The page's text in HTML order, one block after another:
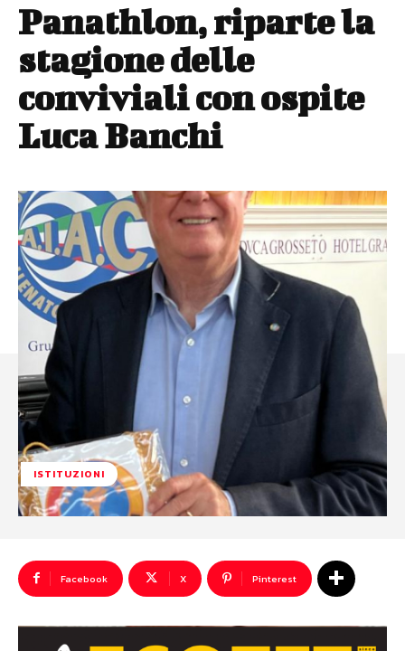
Panathlon, riparte la
stagione delle
conviviali con ospite
Luca Banchi
ISTITUZIONI
Facebook X Pinterest